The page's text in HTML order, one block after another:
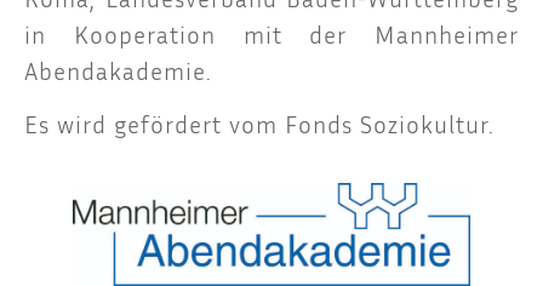
in Koope­ra­ti­on mit der Mann­hei­mer
Abendakademie.
Es wird geför­dert vom Fonds Soziokultur.